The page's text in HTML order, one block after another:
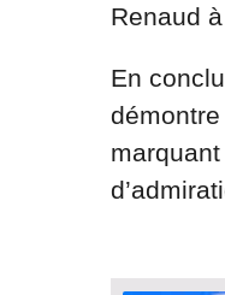
Renaud
En